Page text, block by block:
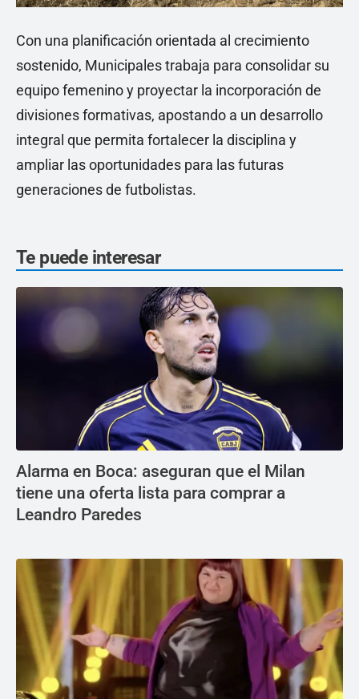
Con una planificación orientada al crecimiento
sostenido, Municipales trabaja para consolidar su
equipo femenino y proyectar la incorporación de
divisiones formativas, apostando a un desarrollo
integral que permita fortalecer la disciplina y
ampliar las oportunidades para las futuras
generaciones de futbolistas.
Te puede interesar
Alarma en Boca: aseguran que el Milan
tiene una oferta lista para comprar a
Leandro Paredes